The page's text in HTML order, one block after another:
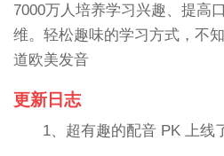
7000万人培养学习兴趣、提高
维。轻松趣味的学习方式，不
道欧美发音
更新日志
1、超有趣的配音 PK 上线